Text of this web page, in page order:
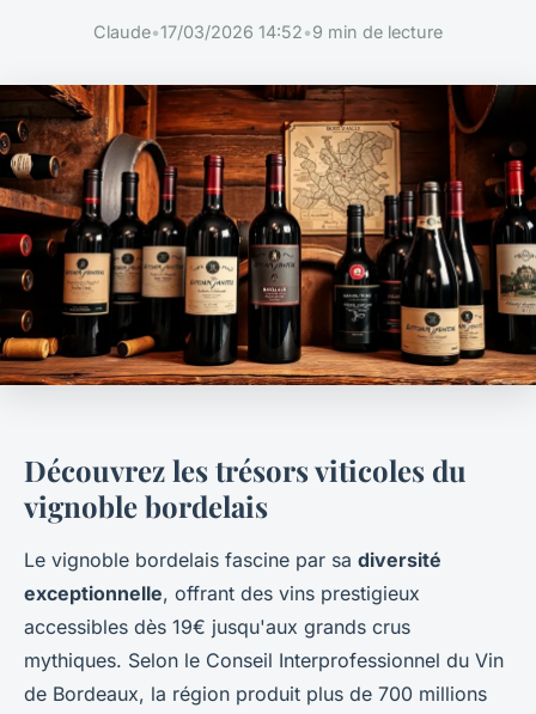
Claude•17/03/2026 14:52•9 min de lecture
Découvrez les trésors viticoles du
vignoble bordelais
Le vignoble bordelais fascine par sa diversité
exceptionnelle, offrant des vins prestigieux
accessibles dès 19€ jusqu'aux grands crus
mythiques. Selon le Conseil Interprofessionnel du Vin
de Bordeaux, la région produit plus de 700 millions